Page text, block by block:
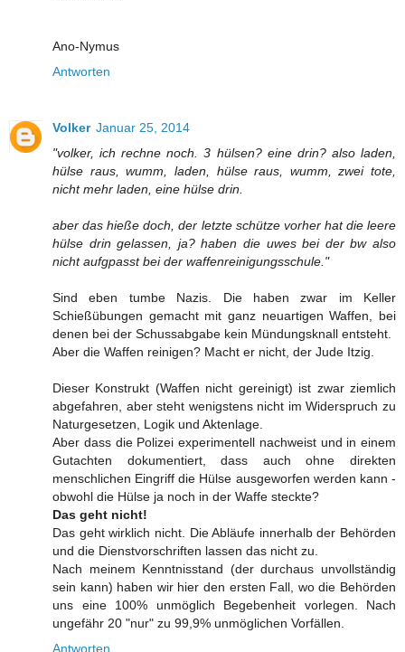
Ano-Nymus
Antworten
Volker Januar 25, 2014
"volker, ich rechne noch. 3 hülsen? eine drin? also laden,
hülse raus, wumm, laden, hülse raus, wumm, zwei tote,
nicht mehr laden, eine hülse drin.
aber das hieße doch, der letzte schütze vorher hat die leere
hülse drin gelassen, ja? haben die uwes bei der bw also
nicht aufgpasst bei der waffenreinigungsschule."
Sind eben tumbe Nazis. Die haben zwar im Keller
Schießübungen gemacht mit ganz neuartigen Waffen, bei
denen bei der Schussabgabe kein Mündungsknall entsteht.
Aber die Waffen reinigen? Macht er nicht, der Jude Itzig.
Dieser Konstrukt (Waffen nicht gereinigt) ist zwar ziemlich
abgefahren, aber steht wenigstens nicht im Widerspruch zu
Naturgesetzen, Logik und Aktenlage.
Aber dass die Polizei experimentell nachweist und in einem
Gutachten dokumentiert, dass auch ohne direkten
menschlichen Eingriff die Hülse ausgeworfen werden kann -
obwohl die Hülse ja noch in der Waffe steckte?
Das geht nicht!
Das geht wirklich nicht. Die Abläufe innerhalb der Behörden
und die Dienstvorschriften lassen das nicht zu.
Nach meinem Kenntnisstand (der durchaus unvollständig
sein kann) haben wir hier den ersten Fall, wo die Behörden
uns eine 100% unmöglich Begebenheit vorlegen. Nach
ungefähr 20 "nur" zu 99,9% unmöglichen Vorfällen.
Antworten